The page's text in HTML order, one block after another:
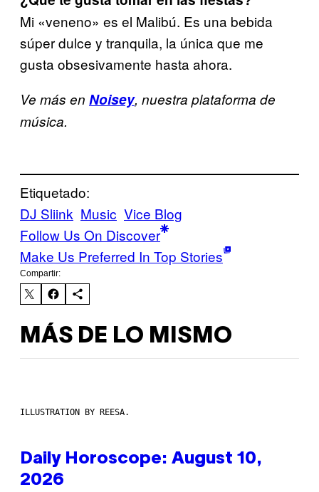
Mi «veneno» es el Malibú. Es una bebida
súper dulce y tranquila, la única que me
gusta obsesivamente hasta ahora.
Ve más en Noisey, nuestra plataforma de
música.
Etiquetado:
DJ Sliink Music Vice Blog
Follow Us On Discover
Make Us Preferred In Top Stories
Compartir:
MÁS DE LO MISMO
ILLUSTRATION BY REESA.
Daily Horoscope: August 10,
2026